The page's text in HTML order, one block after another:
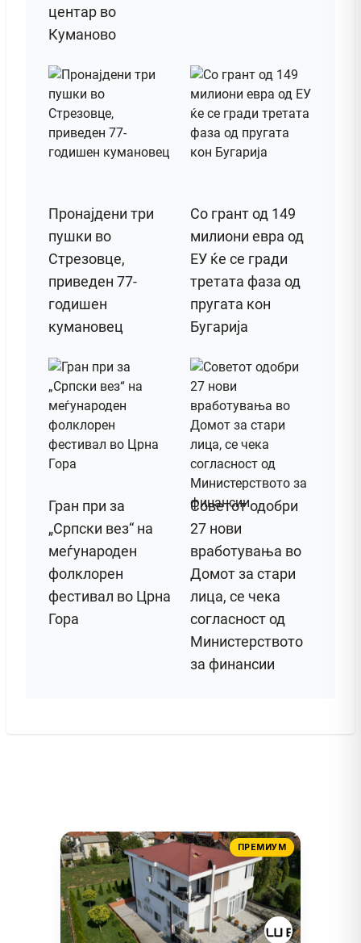
центар во
Куманово
Пронајдени три
пушки во
Стрезовце,
приведен 77-
годишен
кумановец
Со грант од 149
милиони евра од
ЕУ ќе се гради
третата фаза од
пругата кон
Бугарија
Гран при за
„Српски вез“ на
меѓународен
фолклорен
фестивал во Црна
Гора
Советот одобри
27 нови
вработувања во
Домот за стари
лица, се чека
согласност од
Министерството
за финансии
ПРЕМИУМ